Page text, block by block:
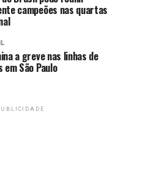
campeões nas quartas
a greve nas linhas de
São Paulo